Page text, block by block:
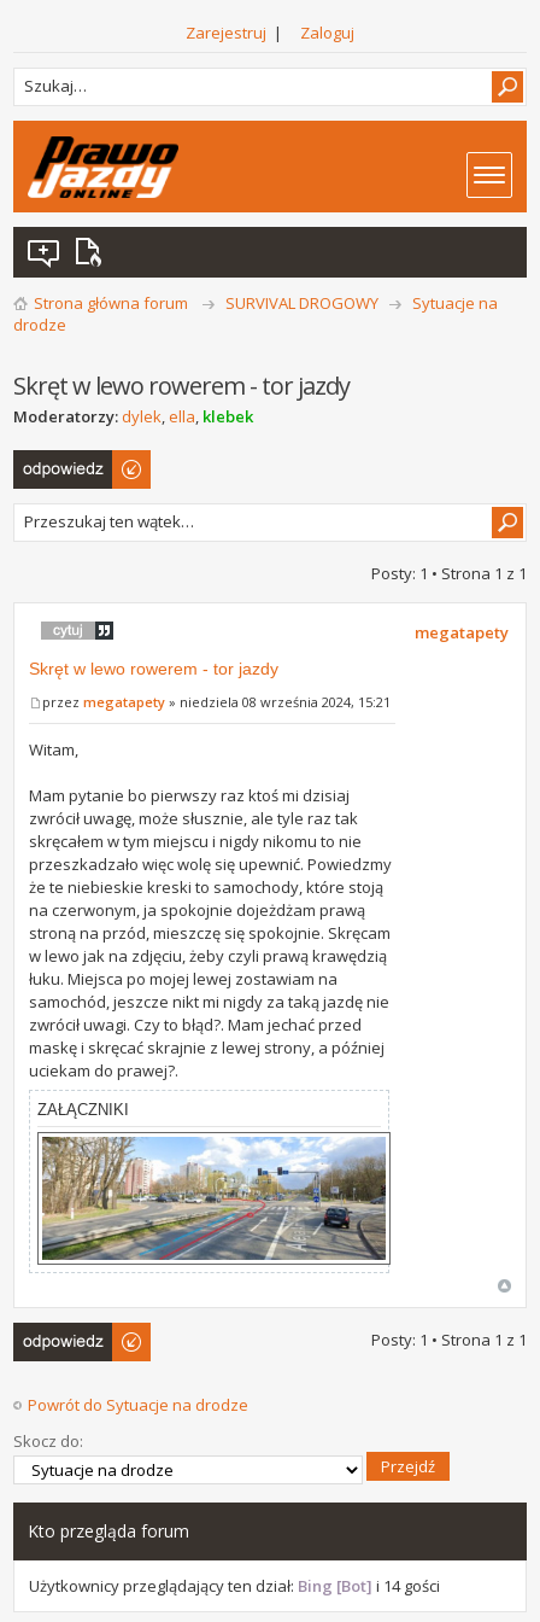
Zarejestruj | Zaloguj
Strona główna forum SURVIVAL DROGOWY
Sytuacje na
drodze
Skręt w lewo rowerem - tor jazdy
Moderatorzy:dylek,ella, klebek
Odpowiedz
Posty: 1 • Strona 1 z 1
Skręt w lewo rowerem - tor jazdy
przezmegatapety » niedziela 08 września 2024, 15:21
Witam,
Mam pytanie bo pierwszy raz ktoś mi dzisiaj
zwrócił uwagę, może słusznie, ale tyle raz tak
skręcałem w tym miejscu i nigdy nikomu to nie
przeszkadzało więc wolę się upewnić. Powiedzmy
że te niebieskie kreski to samochody, które stoją
na czerwonym, ja spokojnie dojeżdżam prawą
stroną na przód, mieszczę się spokojnie. Skręcam
w lewo jak na zdjęciu, żeby czyli prawą krawędzią
łuku. Miejsca po mojej lewej zostawiam na
samochód, jeszcze nikt mi nigdy za taką jazdę nie
zwrócił uwagi. Czy to błąd?. Mam jechać przed
maskę i skręcać skrajnie z lewej strony, a później
uciekam do prawej?.
ZAŁĄCZNIKI
megatapety
Odpowiedz
Posty: 1 • Strona 1 z 1
Powrót do Sytuacje na drodze
Skocz do:
Kto przegląda forum
Użytkownicy przeglądający ten dział: Bing [Bot] i 14 gości